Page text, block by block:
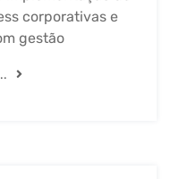
corporativas e
gestão